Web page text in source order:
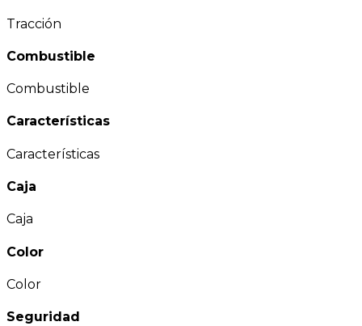
Tracción
Combustible
Combustible
Características
Características
Caja
Caja
Color
Color
Seguridad